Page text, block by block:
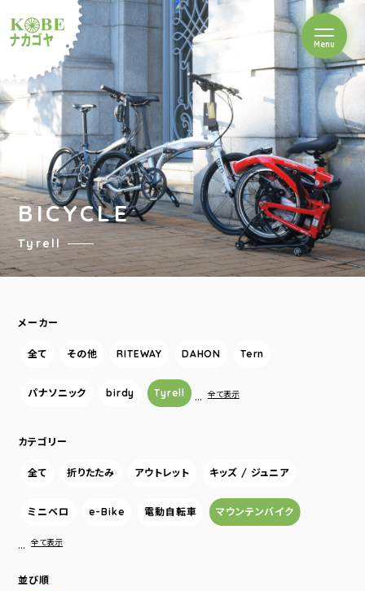
ルショップナカゴヤ
Menuを開閉
BICYCLE
Tyrell
メーカー
全て その他 RITEWAY DAHON Tern
パナソニック birdy Tyrell … 全て表示
カテゴリー
全て 折りたたみ アウトレット キッズ / ジュニア
ミニベロ e-Bike 電動自転車 マウンテンバイク
… 全て表示
並び順